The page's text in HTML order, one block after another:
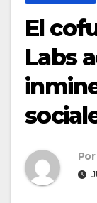
El
Labs
Por